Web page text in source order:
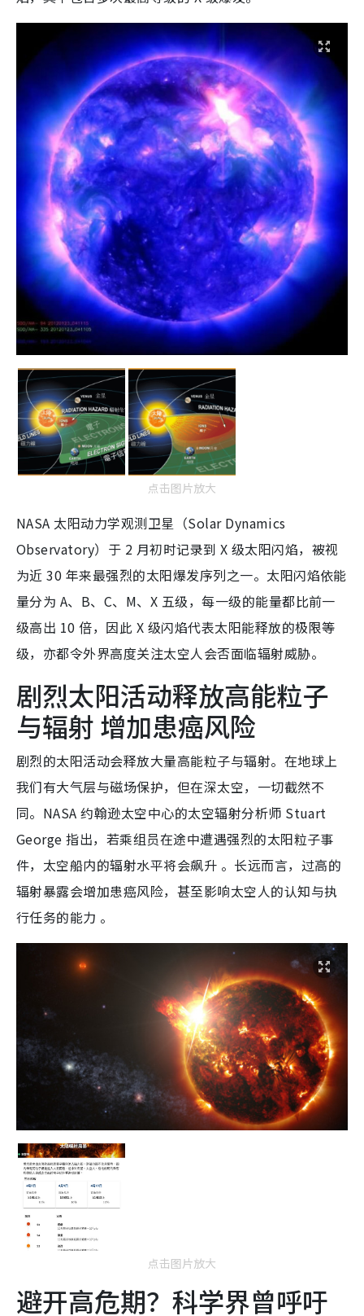
点击图片放大
NASA 太阳动力学观测卫星（Solar Dynamics
Observatory）于 2 月初时记录到 X 级太阳闪焰，被视
为近 30 年来最强烈的太阳爆发序列之一。太阳闪焰依能
量分为 A、B、C、M、X 五级，每一级的能量都比前一
级高出 10 倍，因此 X 级闪焰代表太阳能释放的极限等
级，亦都令外界高度关注太空人会否面临辐射威胁。
剧烈太阳活动释放高能粒子
与辐射 增加患癌风险
剧烈的太阳活动会释放大量高能粒子与辐射。在地球上
我们有大气层与磁场保护，但在深太空，一切截然不
同。NASA 约翰逊太空中心的太空辐射分析师 Stuart
George 指出，若乘组员在途中遭遇强烈的太阳粒子事
件，太空船内的辐射水平将会飙升 。长远而言，过高的
辐射暴露会增加患癌风险，甚至影响太空人的认知与执
行任务的能力 。
点击图片放大
避开高危期？科学界曾呼吁